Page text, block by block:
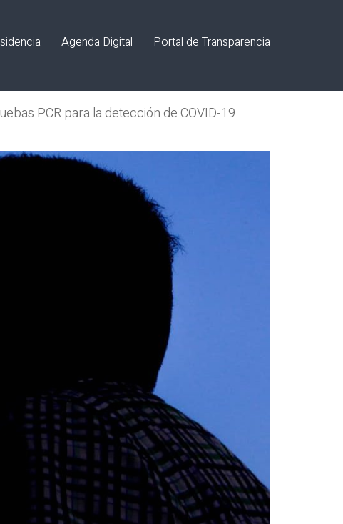
Agenda Digital Portal de Transparencia
PCR para la detección de COVID-19